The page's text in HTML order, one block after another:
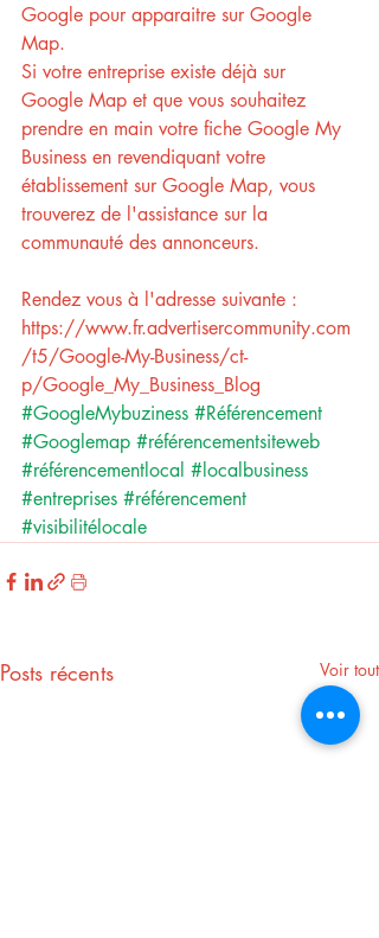
Google pour apparaitre sur Google
Map.
Si votre entreprise existe déjà sur
Google Map et que vous souhaitez
prendre en main votre fiche Google My
Business en revendiquant votre
établissement sur Google Map, vous
trouverez de l'assistance sur la
communauté des annonceurs.
Rendez vous à l'adresse suivante :
https://www.fr.advertisercommunity.com
/t5/Google-My-Business/ct-
p/Google_My_Business_Blog
#GoogleMybuziness #Référencement
#Googlemap #référencementsiteweb
#référencementlocal #localbusiness
#entreprises #référencement
#visibilitélocale
Posts récents Voir tout